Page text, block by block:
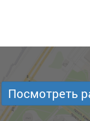
Посмотреть